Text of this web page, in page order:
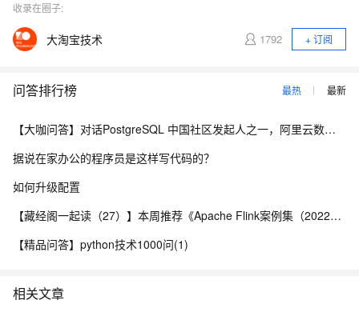
收录在圈子:
大淘宝技术 1792 + 订阅
问答排行榜 最热 最新
【大咖问答】对话PostgreSQL 中国社区发起人之一，阿里云数据库高级专家 德哥
据说在家办公的程序员是这样写代码的？
如何升级配置
【藏经阁一起读（27）】本周推荐《Apache Flink案例集（2022版）》，你有哪些心得？
【精品问答】python技术1000问(1)
相关文章